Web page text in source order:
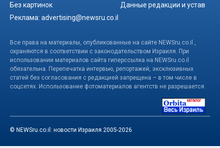
Без картинок
Данные редакции и устав
Реклама: advertising@newsru.co.il
Все права на материалы, опубликованные на сайте NEWSru.co.il ,
охраняются в соответствии с законодательством Израиля. При
использовании материалов сайта гиперссылка на NEWSru.co.il
обязательна. Перепечатка интервью, репортажей, эксклюзивных
статей без согласования с редакцией запрещена – в том числе в
соцсетях. Использование фотоматериалов агентств не разрешается.
© NEWSru.co.il: новости Израиля 2005-2026